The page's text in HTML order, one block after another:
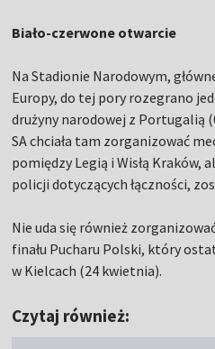
Biało-czerwone otwarcie
Na Stadionie Narodowym,
Europy, do tej pory rozegrano
drużyny narodowej z Portugalią
SA chciała tam zorganizować
pomiędzy Legią i Wisłą Kraków,
policji dotyczących łączności,
Nie uda się również
finału Pucharu Polski, który
w Kielcach (24 kwietnia).
Czytaj również: